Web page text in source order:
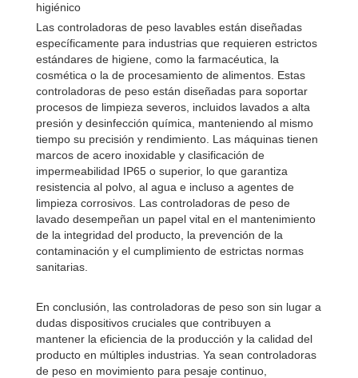
higiénico
Las controladoras de peso lavables están diseñadas
específicamente para industrias que requieren estrictos
estándares de higiene, como la farmacéutica, la
cosmética o la de procesamiento de alimentos. Estas
controladoras de peso están diseñadas para soportar
procesos de limpieza severos, incluidos lavados a alta
presión y desinfección química, manteniendo al mismo
tiempo su precisión y rendimiento. Las máquinas tienen
marcos de acero inoxidable y clasificación de
impermeabilidad IP65 o superior, lo que garantiza
resistencia al polvo, al agua e incluso a agentes de
limpieza corrosivos. Las controladoras de peso de
lavado desempeñan un papel vital en el mantenimiento
de la integridad del producto, la prevención de la
contaminación y el cumplimiento de estrictas normas
sanitarias.
En conclusión, las controladoras de peso son sin lugar a
dudas dispositivos cruciales que contribuyen a
mantener la eficiencia de la producción y la calidad del
producto en múltiples industrias. Ya sean controladoras
de peso en movimiento para pesaje continuo,